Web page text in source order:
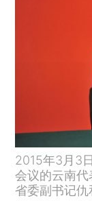
2015年3月3
会议的云南
省委副书记